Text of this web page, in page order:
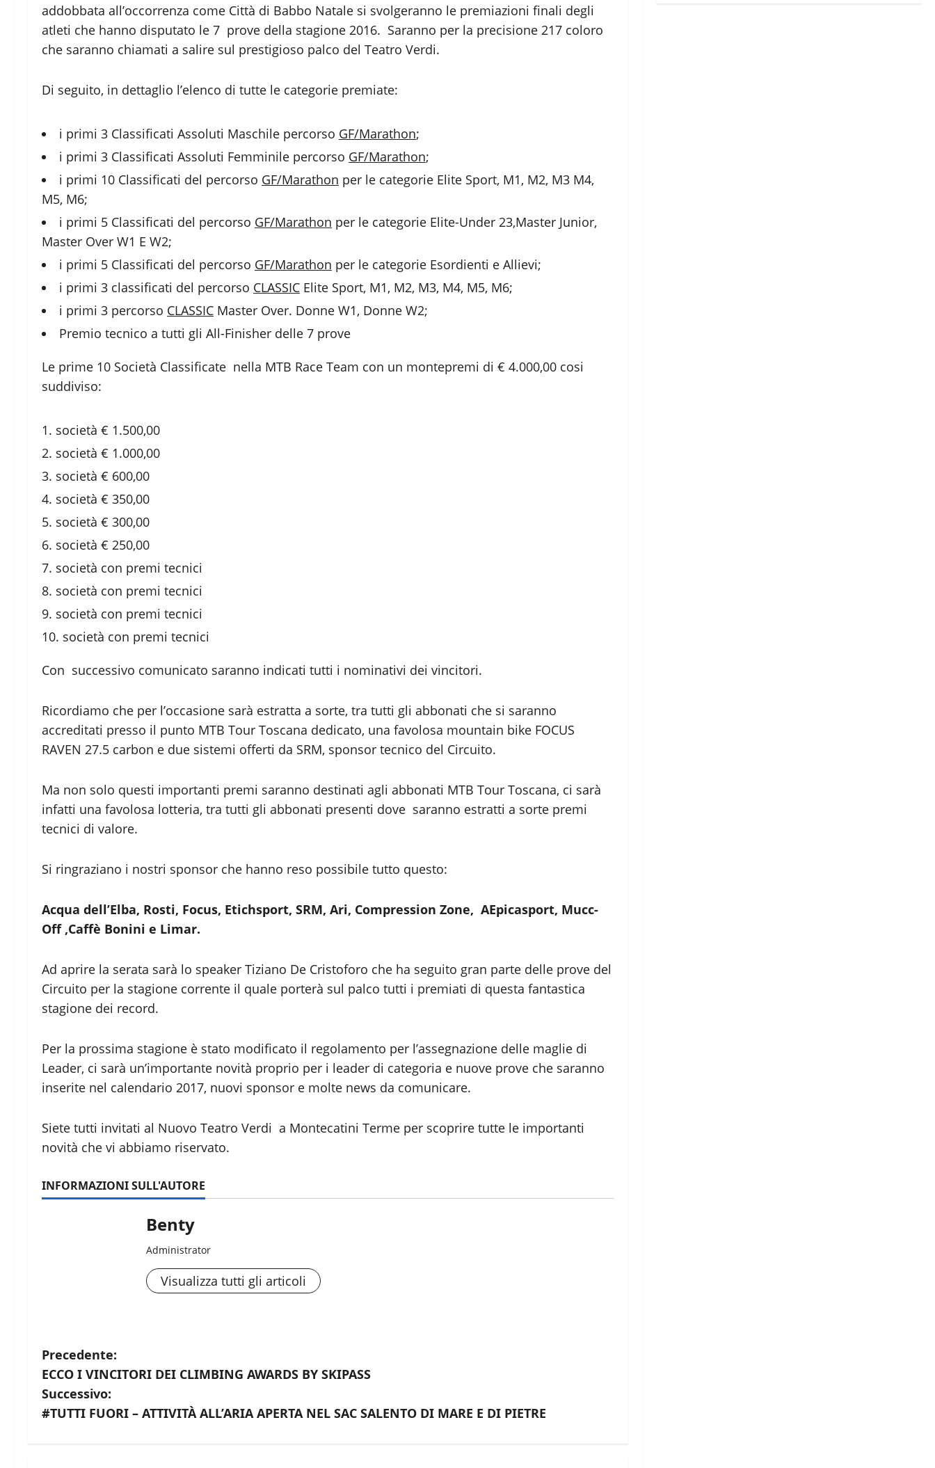
addobbata all’occorrenza come Città di Babbo Natale si svolgeranno le premiazioni finali degli
atleti che hanno disputato le 7 prove della stagione 2016. Saranno per la precisione 217 coloro
che saranno chiamati a salire sul prestigioso palco del Teatro Verdi.
Di seguito, in dettaglio l’elenco di tutte le categorie premiate:
i primi 3 Classificati Assoluti Maschile percorso GF/Marathon;
i primi 3 Classificati Assoluti Femminile percorso GF/Marathon;
i primi 10 Classificati del percorso GF/Marathon per le categorie Elite Sport, M1, M2, M3 M4,
M5, M6;
i primi 5 Classificati del percorso GF/Marathon per le categorie Elite-Under 23,Master Junior,
Master Over W1 E W2;
i primi 5 Classificati del percorso GF/Marathon per le categorie Esordienti e Allievi;
i primi 3 classificati del percorso CLASSIC Elite Sport, M1, M2, M3, M4, M5, M6;
i primi 3 percorso CLASSIC Master Over. Donne W1, Donne W2;
Premio tecnico a tutti gli All-Finisher delle 7 prove
Le prime 10 Società Classificate nella MTB Race Team con un montepremi di € 4.000,00 cosi
suddiviso:
società € 1.500,00
società € 1.000,00
società € 600,00
società € 350,00
società € 300,00
società € 250,00
società con premi tecnici
società con premi tecnici
società con premi tecnici
società con premi tecnici
Con successivo comunicato saranno indicati tutti i nominativi dei vincitori.
Ricordiamo che per l’occasione sarà estratta a sorte, tra tutti gli abbonati che si saranno
accreditati presso il punto MTB Tour Toscana dedicato, una favolosa mountain bike FOCUS
RAVEN 27.5 carbon e due sistemi offerti da SRM, sponsor tecnico del Circuito.
Ma non solo questi importanti premi saranno destinati agli abbonati MTB Tour Toscana, ci sarà
infatti una favolosa lotteria, tra tutti gli abbonati presenti dove saranno estratti a sorte premi
tecnici di valore.
Si ringraziano i nostri sponsor che hanno reso possibile tutto questo:
Acqua dell’Elba, Rosti, Focus, Etichsport, SRM, Ari, Compression Zone, AEpicasport, Mucc-
Off ,Caffè Bonini e Limar.
Ad aprire la serata sarà lo speaker Tiziano De Cristoforo che ha seguito gran parte delle prove del
Circuito per la stagione corrente il quale porterà sul palco tutti i premiati di questa fantastica
stagione dei record.
Per la prossima stagione è stato modificato il regolamento per l’assegnazione delle maglie di
Leader, ci sarà un’importante novità proprio per i leader di categoria e nuove prove che saranno
inserite nel calendario 2017, nuovi sponsor e molte news da comunicare.
Siete tutti invitati al Nuovo Teatro Verdi a Montecatini Terme per scoprire tutte le importanti
novità che vi abbiamo riservato.
INFORMAZIONI SULL'AUTORE
Benty
Administrator
Visualizza tutti gli articoli
N
a
v
Precedente:
ECCO I VINCITORI DEI CLIMBING AWARDS BY SKIPASS
Successivo:
#TUTTI FUORI – ATTIVITÀ ALL’ARIA APERTA NEL SAC SALENTO DI MARE E DI PIETRE